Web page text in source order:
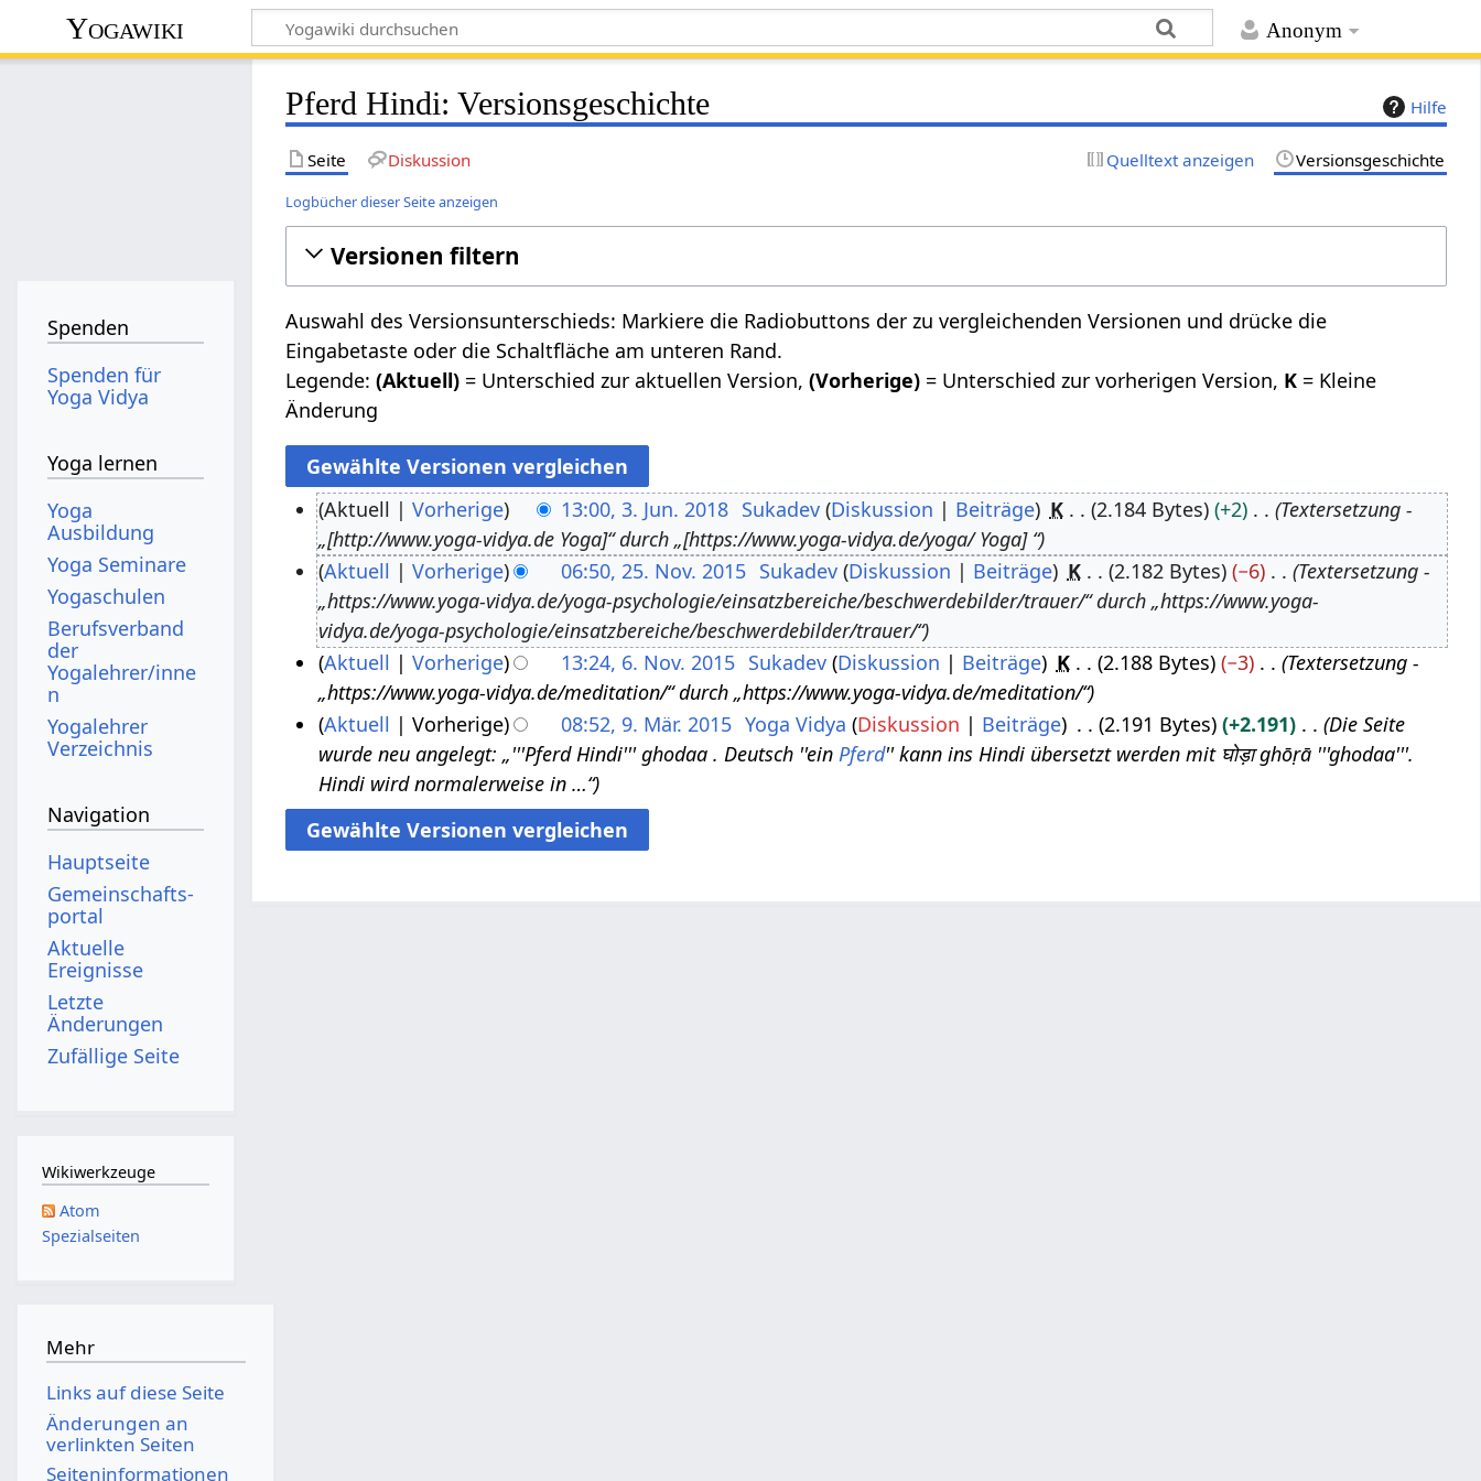
Anonym
Yogawiki
Hilfe
Pferd Hindi: Versionsgeschichte
Seite Diskussion Quelltext anzeigen Versionsgeschichte
Logbücher dieser Seite anzeigen
Versionen filtern
Auswahl des Versionsunterschieds: Markiere die Radiobuttons der zu vergleichenden Versionen und drücke die
Eingabetaste oder die Schaltfläche am unteren Rand.
Legende:(Aktuell) = Unterschied zur aktuellen Version,(Vorherige) = Unterschied zur vorherigen Version, K = Kleine
Änderung
n
2
Aktuell Vorherige 13:00, 3. Jun. 2018 Sukadev Diskussion Beiträge K 2.184 Bytes +2
Textersetzung -
„[http://www.yoga-vidya.de Yoga]“ durch „[https://www.yoga-vidya.de/yoga/ Yoga] “
o
b
Aktuell Vorherige 06:50, 25. Nov. 2015 Sukadev Diskussion Beiträge K 2.182 Bytes −6
Textersetzung -
„https://www.yoga-vidya.de/yoga-psychologie/einsatzbereiche/beschwerdebilder/trauer/“ durch „https://www.yoga-
vidya.de/yoga-psychologie/einsatzbereiche/beschwerdebilder/trauer/“
v
e
Aktuell Vorherige 13:24, 6. Nov. 2015 Sukadev Diskussion Beiträge K 2.188 Bytes −3
Textersetzung -
„https://www.yoga-vidya.de/meditation/“ durch „https://www.yoga-vidya.de/meditation/“
M
ä
Aktuell Vorherige 08:52, 9. Mär. 2015 Yoga Vidya Diskussion Beiträge 2.191 Bytes +2.191
Die Seite
wurde neu angelegt: „'''Pferd Hindi''' ghodaa . Deutsch ''ein Pferd'' kann ins Hindi übersetzt werden mit घोड़ा ghōṛā '''ghodaa'''.
Hindi wird normalerweise in …“
Spenden
Spenden für
Yoga Vidya
Yoga lernen
Yoga
Ausbildung
Yoga Seminare
Yogaschulen
Berufsverband
der
Yogalehrer/inne
n
Yogalehrer
Verzeichnis
Navigation
Hauptseite
Gemeinschafts­
portal
Aktuelle
Ereignisse
Letzte
Änderungen
Zufällige Seite
Wikiwerkzeuge
Atom
Spezialseiten
Mehr
Links auf diese Seite
Änderungen an
verlinkten Seiten
Seiten­­informationen